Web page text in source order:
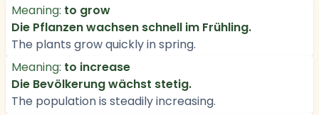
Meaning: to grow
Die Pflanzen wachsen schnell im Frühling.
The plants grow quickly in spring.
Meaning: to increase
Die Bevölkerung wächst stetig.
The population is steadily increasing.